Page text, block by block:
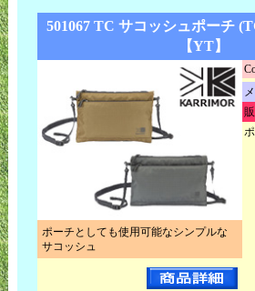
501067 TC サコッシュポーチ
【YT】
ポーチとしても使用可能なシンプルな
サコッシュ